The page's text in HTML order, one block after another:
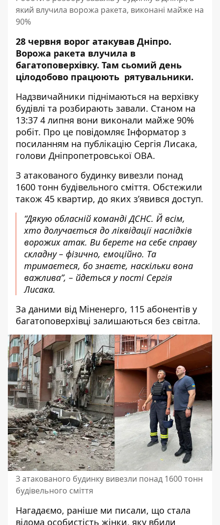
який влучила ворожа ракета, виконані майже на
90%
28 червня ворог атакував Дніпро.
Ворожа ракета влучила в
багатоповерхівку. Там сьомий день
цілодобово працюють рятувальники.
Надзвичайники піднімаються на верхівку
будівлі та розбирають завали. Станом на
13:37 4 липня вони виконали майже 90%
робіт. Про це повідомляє Інформатор з
посиланням на публікацію Сергія Лисака,
голови Дніпропетровської ОВА.
З атакованого будинку вивезли понад
1600 тонн будівельного сміття. Обстежили
також 45 квартир, до яких з’явився доступ.
“Дякую обласній команді ДСНС. Й всім,
хто долучається до ліквідації наслідків
ворожих атак. Ви берете на себе справу
складну – фізично, емоційно. Та
тримаєтеся, бо знаєте, наскільки вона
важлива”, – йдеться у пості Сергія
Лисака.
За даними від Міненерго, 115 абонентів у
багатоповерхівці залишаються без світла.
З атакованого будинку вивезли понад 1600 тонн
будівельного сміття
Нагадаємо, раніше ми писали, що стала
відома особистість жінки, яку вбили